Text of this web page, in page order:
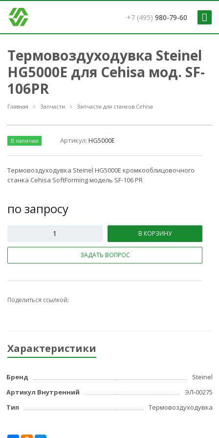
+7 (495) 980-79-60
Термовоздуходувка Steinel
HG5000E для Cehisa мод. SF-
106PR
Главная Запчасти Запчасти для станков Cehisa
В наличии Артикул:HG5000E
Термовоздуходувка Steinel HG5000E кромкооблицовочного
станка Cehisa SoftForming модель SF-106 PR
по запросу
В КОРЗИНУ
ЗАДАТЬ ВОПРОС
Поделиться ссылкой:
Характеристики
Бренд
Steinel
Артикул Внутренний
ЭЛ-00275
Тип
Термовоздуходувка